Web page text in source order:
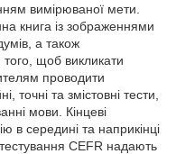
вимірюваної мети.
книга із зображеннями
а також
щоб викликати
проводити
точні та змістовні тести,
мови. Кінцеві
в середині та наприкінці
CEFR надають